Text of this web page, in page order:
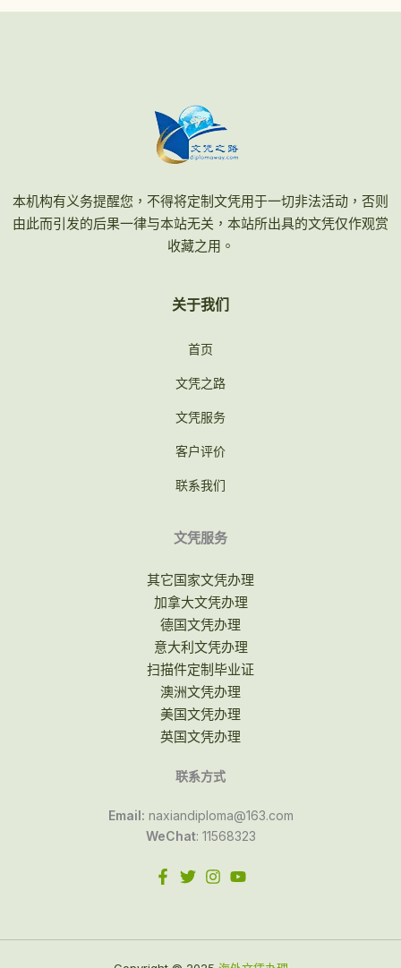
本机构有义务提醒您，不得将定制文凭用于一切非法活动，否则
由此而引发的后果一律与本站无关，本站所出具的文凭仅作观赏
收藏之用。
关于我们
首页
文凭之路
文凭服务
客户评价
联系我们
文凭服务
其它国家文凭办理
加拿大文凭办理
德国文凭办理
意大利文凭办理
扫描件定制毕业证
澳洲文凭办理
美国文凭办理
英国文凭办理
联系方式
Email: naxiandiploma@163.com
WeChat: 11568323